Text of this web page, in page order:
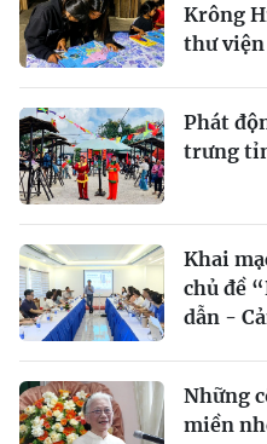
Krông
thư
Phát
trưng
Khai
chủ đề
dẫn -
Những
miền